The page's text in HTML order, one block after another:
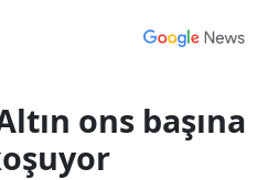
ons başına